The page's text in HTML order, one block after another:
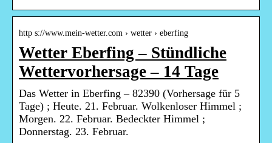
http s://www.mein-wetter.com › wetter › eberfing
Wetter Eberfing – Stündliche
Wettervorhersage – 14 Tage
Das Wetter in Eberfing – 82390 (Vorhersage für 5
Tage) ; Heute. 21. Februar. Wolkenloser Himmel ;
Morgen. 22. Februar. Bedeckter Himmel ;
Donnerstag. 23. Februar.